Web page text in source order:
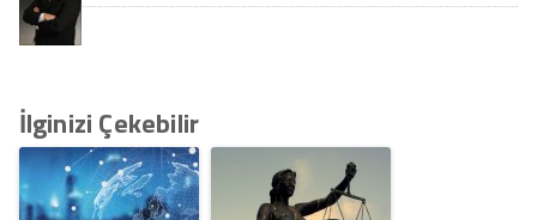
İlginizi Çekebilir